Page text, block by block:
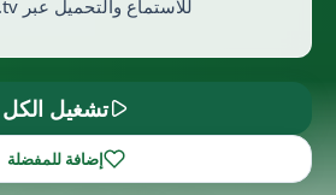
للاستماع والتحميل عبر Quran.tv.
تشغيل الكل
إضافة للمفضلة